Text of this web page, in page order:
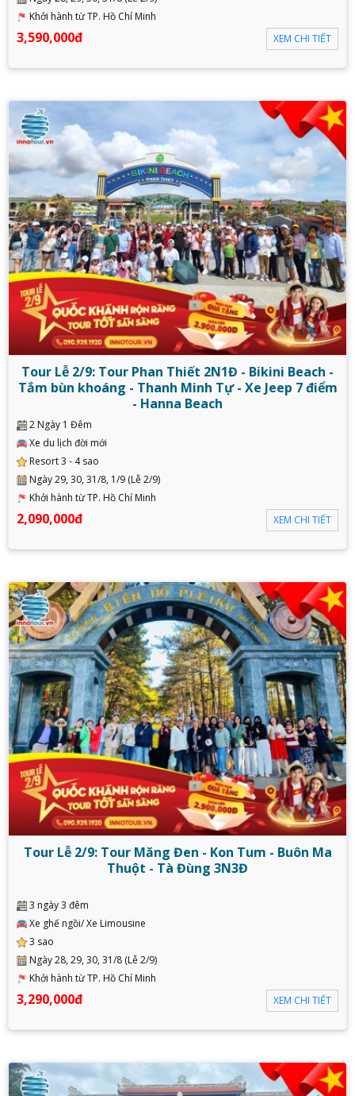
Khởi hành từ TP. Hồ Chí Minh
3,590,000đ XEM CHI TIẾT
Tour Lễ 2/9: Tour Phan Thiết 2N1Đ - Bikini Beach -
Tắm bùn khoáng - Thanh Minh Tự - Xe Jeep 7 điểm
- Hanna Beach
2 Ngày 1 Đêm
Xe du lịch đời mới
Resort 3 - 4 sao
Ngày 29, 30, 31/8, 1/9 (Lễ 2/9)
Khởi hành từ TP. Hồ Chí Minh
2,090,000đ XEM CHI TIẾT
Tour Lễ 2/9: Tour Măng Đen - Kon Tum - Buôn Ma
Thuột - Tà Đùng 3N3Đ
3 ngày 3 đêm
Xe ghế ngồi/ Xe Limousine
3 sao
Ngày 28, 29, 30, 31/8 (Lễ 2/9)
Khởi hành từ TP. Hồ Chí Minh
3,290,000đ XEM CHI TIẾT